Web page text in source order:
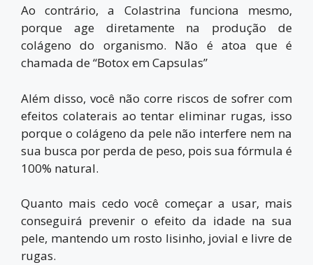
Ao contrário, a Colastrina funciona mesmo,
porque age diretamente na produção de
colágeno do organismo. Não é atoa que é
chamada de “Botox em Capsulas”
Além disso, você não corre riscos de sofrer com
efeitos colaterais ao tentar eliminar rugas, isso
porque o colágeno da pele não interfere nem na
sua busca por perda de peso, pois sua fórmula é
100% natural.
Quanto mais cedo você começar a usar, mais
conseguirá prevenir o efeito da idade na sua
pele, mantendo um rosto lisinho, jovial e livre de
rugas.